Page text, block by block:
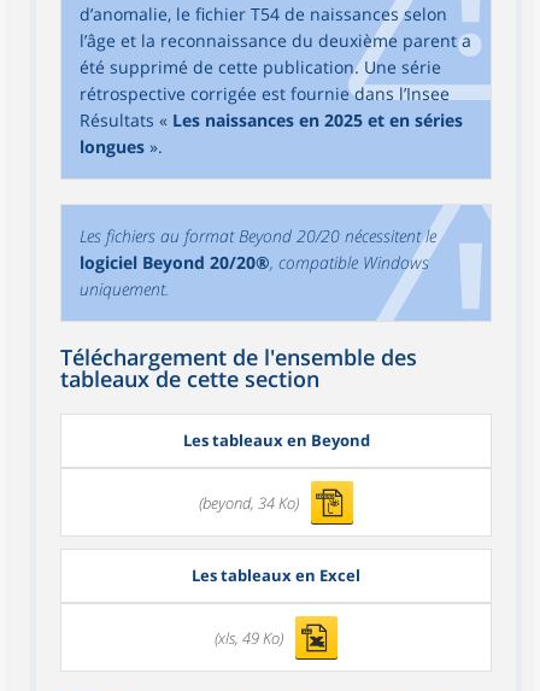
d’anomalie, le fichier T54 de naissances selon
l’âge et la reconnaissance du deuxième parent a
été supprimé de cette publication. Une série
rétrospective corrigée est fournie dans l’Insee
Résultats « Les naissances en 2025 et en séries
longues ».
Les fichiers au format Beyond 20/20 nécessitent le
logiciel Beyond 20/20®, compatible Windows
uniquement.
Téléchargement de l'ensemble des
tableaux de cette section
Les tableaux en Beyond
(beyond, 34 Ko)
Les tableaux en Excel
(xls, 49 Ko)